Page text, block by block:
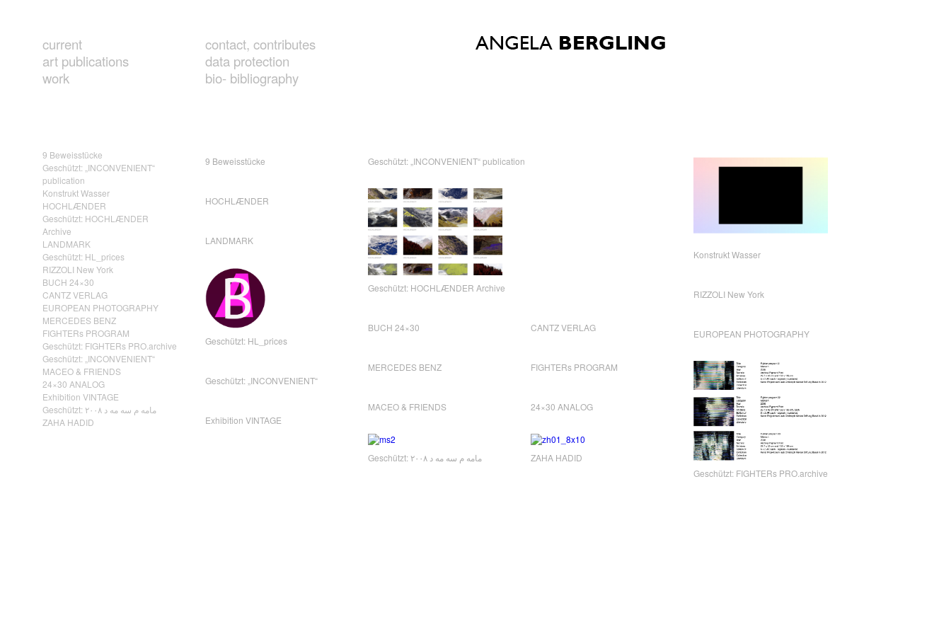
current
art publications
work
contact, contributes
data protection
bio- bibliography
9 Beweisstücke
Geschützt: „INCONVENIENT“
publication
Konstrukt Wasser
HOCHLÆNDER
Geschützt: HOCHLÆNDER
Archive
LANDMARK
Geschützt: HL_prices
RIZZOLI New York
BUCH 24×30
CANTZ VERLAG
EUROPEAN PHOTOGRAPHY
MERCEDES BENZ
FIGHTERs PROGRAM
Geschützt: FIGHTERs PRO.archive
Geschützt: „INCONVENIENT“
MACEO & FRIENDS
24×30 ANALOG
Exhibition VINTAGE
Geschützt: مامه م سه مه د ٢٠٠٨
ZAHA HADID
9 Beweisstücke Geschützt: „INCONVENIENT“ publication
Konstrukt Wasser
HOCHLÆNDER
Geschützt: HOCHLÆNDER Archive
LANDMARK
Geschützt: HL_prices
RIZZOLI New York
BUCH 24×30 CANTZ VERLAG
EUROPEAN PHOTOGRAPHY
MERCEDES BENZ FIGHTERs PROGRAM
Geschützt: FIGHTERs PRO.archive
Geschützt: „INCONVENIENT“
MACEO & FRIENDS
24×30 ANALOG
Exhibition VINTAGE
Geschützt: مامه م سه مه د ٢٠٠٨ ZAHA HADID